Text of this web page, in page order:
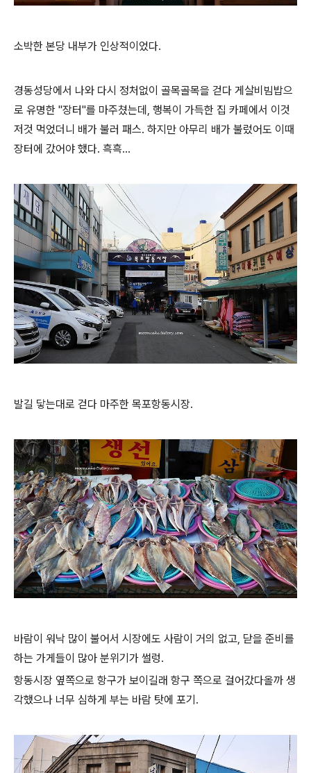
소박한 본당 내부가 인상적이었다.
경동성당에서 나와 다시 정처없이 골목골목을 걷다 게살비빔밥으
로 유명한 "장터"를 마주쳤는데, 행복이 가득한 집 카페에서 이것
저것 먹었더니 배가 불러 패스. 하지만 아무리 배가 불렀어도 이때
장터에 갔어야 했다. 흑흑...
발길 닿는대로 걷다 마주한 목포항동시장.
바람이 워낙 많이 불어서 시장에도 사람이 거의 없고, 닫을 준비를
하는 가게들이 많아 분위기가 썰렁.
항동시장 옆쪽으로 항구가 보이길래 항구 쪽으로 걸어갔다올까 생
각했으나 너무 심하게 부는 바람 탓에 포기.